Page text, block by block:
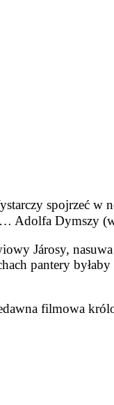
spojrzeć w
Adolfa Dym­szy
Járosy,
pan­tery
filmowa